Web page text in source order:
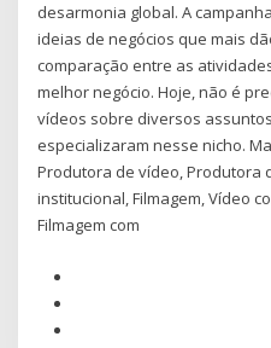
desarmonia global. A
ideias de negócios que mais
comparação entre as
melhor negócio. Hoje, não é
vídeos sobre diversos
especializaram nesse nicho.
Produtora de vídeo, Produtora
institucional, Filmagem, Vídeo
Filmagem com